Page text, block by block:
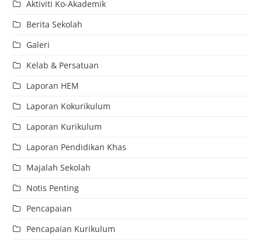
Aktiviti Ko-Akademik
Berita Sekolah
Galeri
Kelab & Persatuan
Laporan HEM
Laporan Kokurikulum
Laporan Kurikulum
Laporan Pendidikan Khas
Majalah Sekolah
Notis Penting
Pencapaian
Pencapaian Kurikulum